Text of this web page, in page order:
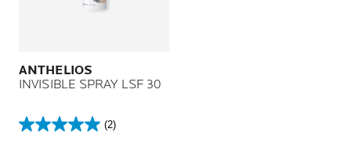
ANTHELIOS
INVISIBLE SPRAY LSF 30
(2)
5.0